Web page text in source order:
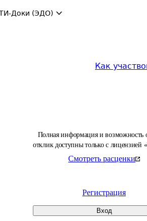
Доки (ЭДО)
Как
Полная информация и возможность
отклик доступны только с лицензией
Смотреть расценки
Регистрация
Вход